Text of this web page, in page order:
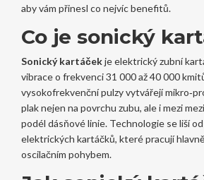
aby vám přinesl co nejvíc benefitů.
Co je sonický
Sonický kartáčekje elektrický zubní
vibrace o frekvenci 31 000 až 40 000
vysokofrekvenční pulzy vytvářejí
plak nejen na povrchu zubu, ale i mezi
podél dásňové linie.Technologie se liší
elektrických kartáčků, které pracují
oscilačním pohybem.